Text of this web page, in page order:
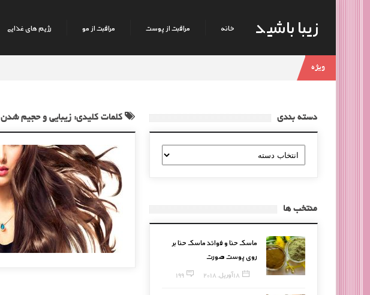
زیبا باشید خانه مراقبت از پوست مراقبت از مو رژیم های غذایی
ویژه
کلمات کلیدی: زیبایی و حجیم شدن دسته بندی
دسته
بندی
منتخب ها
ماسک حنا و فوائد ماسک حنا بر
روی پوست صورت
18 آوریل, 2018 199